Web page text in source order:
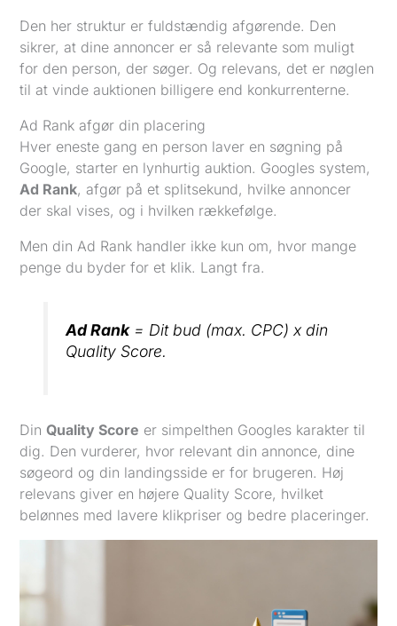
Den her struktur er fuldstændig afgørende. Den
sikrer, at dine annoncer er så relevante som muligt
for den person, der søger. Og relevans, det er nøglen
til at vinde auktionen billigere end konkurrenterne.
Ad Rank afgør din placering
Hver eneste gang en person laver en søgning på
Google, starter en lynhurtig auktion. Googles system,
Ad Rank, afgør på et splitsekund, hvilke annoncer
der skal vises, og i hvilken rækkefølge.
Men din Ad Rank handler ikke kun om, hvor mange
penge du byder for et klik. Langt fra.
Ad Rank= Dit bud (max. CPC) x din
Quality Score.
DinQuality Score er simpelthen Googles karakter til
dig. Den vurderer, hvor relevant din annonce, dine
søgeord og din landingsside er for brugeren. Høj
relevans giver en højere Quality Score, hvilket
belønnes med lavere klikpriser og bedre placeringer.